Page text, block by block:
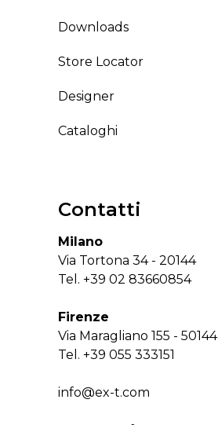
Downloads
Store Locator
Designer
Cataloghi
Contatti
Milano
Via Tortona 34 - 20144
Tel. +39 02 83660854
Firenze
Via Maragliano 155 - 50144
Tel. +39 055 333151
info@ex-t.com